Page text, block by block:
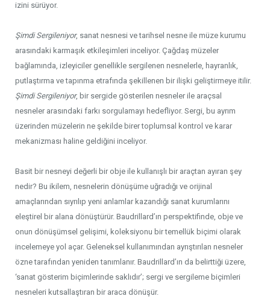
izini sürüyor.
Şimdi Sergileniyor, sanat nesnesi ve tarihsel nesne ile müze kurumu
arasındaki karmaşık etkileşimleri inceliyor. Çağdaş müzeler
bağlamında, izleyiciler genellikle sergilenen nesnelerle, hayranlık,
putlaştırma ve tapınma etrafında şekillenen bir ilişki geliştirmeye itilir.
Şimdi Sergileniyor, bir sergide gösterilen nesneler ile araçsal
nesneler arasındaki farkı sorgulamayı hedefliyor. Sergi, bu ayrım
üzerinden müzelerin ne şekilde birer toplumsal kontrol ve karar
mekanizması haline geldiğini inceliyor.
Basit bir nesneyi değerli bir obje ile kullanışlı bir araçtan ayıran şey
nedir? Bu ikilem, nesnelerin dönüşüme uğradığı ve orijinal
amaçlarından sıyrılıp yeni anlamlar kazandığı sanat kurumlarını
eleştirel bir alana dönüştürür. Baudrillard’ın perspektifinde, obje ve
onun dönüşümsel gelişimi, koleksiyonu bir temellük biçimi olarak
incelemeye yol açar. Geleneksel kullanımından ayrıştırılan nesneler
özne tarafından yeniden tanımlanır. Baudrillard’ın da belirttiği üzere,
‘sanat gösterim biçimlerinde saklıdır’; sergi ve sergileme biçimleri
nesneleri kutsallaştıran bir araca dönüşür.